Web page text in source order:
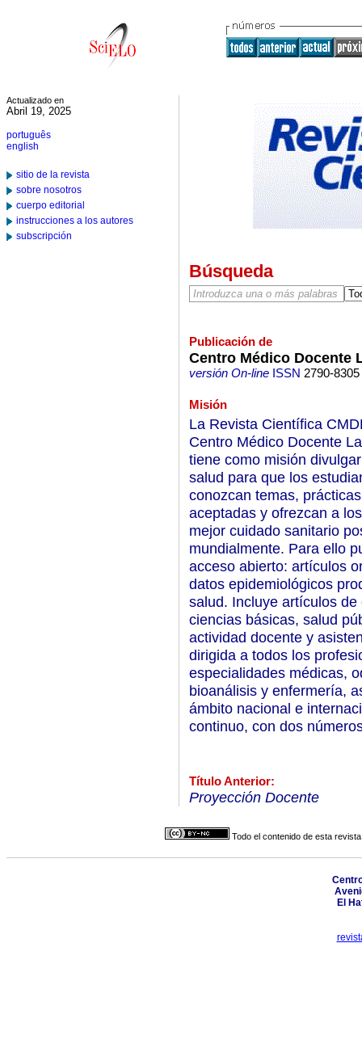
Actualizado en
Abril 19, 2025
português
english
sitio de la revista
sobre nosotros
cuerpo editorial
instrucciones a los autores
subscripción
Búsqueda
Publicación de
Centro Médico Docente
versión On-lineISSN 2790-8305
Misión
La Revista Científica
Centro Médico Docente
tiene como misión
salud para que los
conozcan temas,
aceptadas y ofrezcan a
mejor cuidado sanitario
mundialmente. Para ello
acceso abierto: artículos
datos epidemiológicos
salud. Incluye artículos
ciencias básicas, salud
actividad docente y
dirigida a todos los
especialidades médicas,
bioanálisis y enfermería,
ámbito nacional e
continuo, con dos
Título Anterior:
Proyección Docente
Todo el contenido de esta
El